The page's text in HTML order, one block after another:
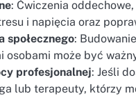
: Ćwiczenia
i napięcia oraz
społecznego:
osobami może być
profesjonalnej: Jeśli
lub terapeuty, którzy